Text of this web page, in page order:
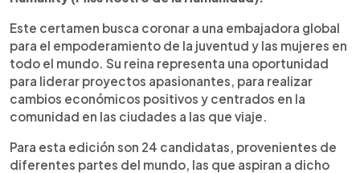
Este certamen busca coronar a una embajadora global
para el empoderamiento de la juventud y las mujeres en
todo el mundo. Su reina representa una oportunidad
para liderar proyectos apasionantes, para realizar
cambios económicos positivos y centrados en la
comunidad en las ciudades a las que viaje.
Para esta edición son 24 candidatas, provenientes de
diferentes partes del mundo, las que aspiran a dicho